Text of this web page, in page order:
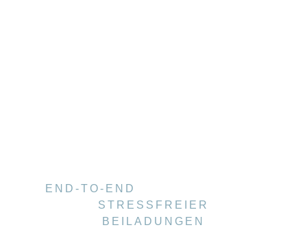
END-TO-END
STRESSFREIER
BEILADUNGEN